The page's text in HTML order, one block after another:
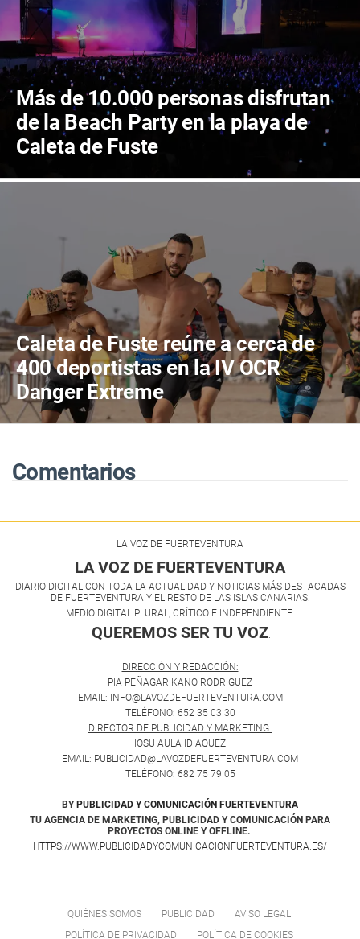
Más de 10.000 personas disfrutan
de la Beach Party en la playa de
Caleta de Fuste
Caleta de Fuste reúne a cerca de
400 deportistas en la IV OCR
Danger Extreme
Comentarios
LA VOZ DE FUERTEVENTURA
LA VOZ DE FUERTEVENTURA
DIARIO DIGITAL CON TODA LA ACTUALIDAD Y NOTICIAS MÁS DESTACADAS
DE FUERTEVENTURA Y EL RESTO DE LAS ISLAS CANARIAS.
MEDIO DIGITAL PLURAL, CRÍTICO E INDEPENDIENTE.
QUEREMOS SER TU VOZ.
DIRECCIÓN Y REDACCIÓN:
PIA PEÑAGARIKANO RODRIGUEZ
EMAIL: INFO@LAVOZDEFUERTEVENTURA.COM
TELÉFONO: 652 35 03 30
DIRECTOR DE PUBLICIDAD Y MARKETING:
IOSU AULA IDIAQUEZ
EMAIL: PUBLICIDAD@LAVOZDEFUERTEVENTURA.COM
TELÉFONO: 682 75 79 05
BY PUBLICIDAD Y COMUNICACIÓN FUERTEVENTURA
TU AGENCIA DE MARKETING, PUBLICIDAD Y COMUNICACIÓN PARA
PROYECTOS ONLINE Y OFFLINE.
HTTPS://WWW.PUBLICIDADYCOMUNICACIONFUERTEVENTURA.ES/
QUIÉNES SOMOS PUBLICIDAD
AVISO LEGAL
POLÍTICA DE PRIVACIDAD
POLÍTICA DE COOKIES